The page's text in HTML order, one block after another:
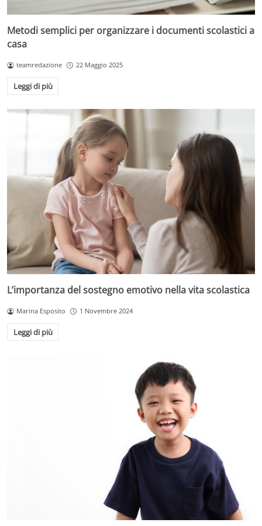
Metodi semplici per organizzare i documenti scolastici a
casa
teamredazione 22 Maggio 2025
Leggi di più
L’importanza del sostegno emotivo nella vita scolastica
Marina Esposito 1 Novembre 2024
Leggi di più